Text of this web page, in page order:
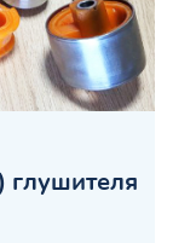
глушителя